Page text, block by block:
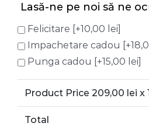
Lasă-ne pe noi să ne
Felicitare [+10,00 lei]
Impachetare cadou
Punga cadou
[+15,00 lei]
Product Price 209,00 lei x 1
Total